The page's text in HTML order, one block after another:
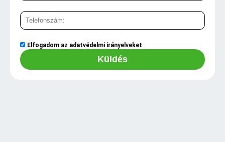
Elfogadom az adatvédelmi irányelveket
Küldés